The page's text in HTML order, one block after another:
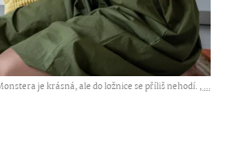
je krásná, ale do ložnice se příliš nehodí. ,...